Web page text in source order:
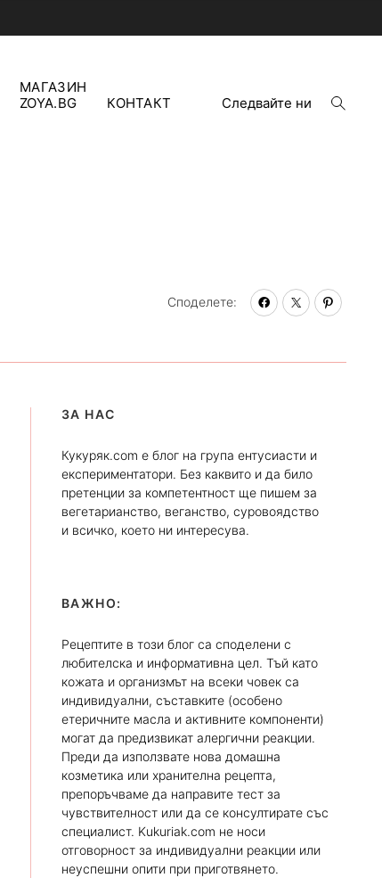
МАГАЗИН
ZOYA.BG
КОНТАКТ Следвайте ни
open
search
Споделете:
ЗА НАС
Кукуряк.com е блог на група ентусиасти и
експериментатори. Без каквито и да било
претенции за компетентност ще пишем за
вегетарианство, веганство, суровоядство
и всичко, което ни интересува.
ВАЖНО:
Рецептите в този блог са споделени с
любителска и информативна цел. Тъй като
кожата и организмът на всеки човек са
индивидуални, съставките (особено
етеричните масла и активните компоненти)
могат да предизвикат алергични реакции.
Преди да използвате нова домашна
козметика или хранителна рецепта,
препоръчваме да направите тест за
чувствителност или да се консултирате със
специалист. Kukuriak.com не носи
отговорност за индивидуални реакции или
неуспешни опити при приготвянето.